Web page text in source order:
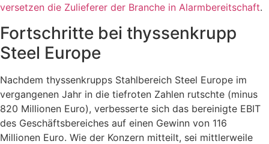
versetzen die Zulieferer der Branche in Alarmbereitschaft.
Fortschritte bei thyssenkrupp
Steel Europe
Nachdem thyssenkrupps Stahlbereich Steel Europe im
vergangenen Jahr in die tiefroten Zahlen rutschte (minus
820 Millionen Euro), verbesserte sich das bereinigte EBIT
des Geschäftsbereiches auf einen Gewinn von 116
Millionen Euro. Wie der Konzern mitteilt, sei mittlerweile